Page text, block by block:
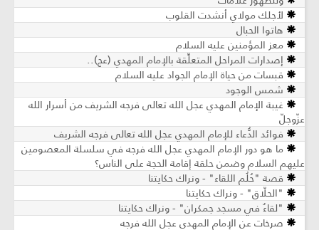
لأجلك مولاي أنشدت القلوب
هاتوا الحبال
معز المؤمنين عليه السلام
إصدارات المراحل المتعلِّقة بالإمام المهدي (عج)..
قبسات من حياة الإمام الجواد عليه السلام
شمس الوجود
غيبة الإمام المهدي عجل الله تعالى فرجه الشريف من أسرار الله
عزّوجلّ
فوائد الدُّعاء للإمام المهدي عجل الله تعالى فرجه الشريف
ما هو دور الإمام المهدي عجل الله فرجه في سلسلة المعصومين
عليهم السلام وضمن حلقة إقامة الحجة على الناس؟
قصة "حُلُم اللقاء" - ونراك حكايتنا
"الحلّاق" - ونراك حكايتنا
"لقاءٌ في مسجد جمكران" - ونراك حكايتنا
صرخات عن الإمام المهدي عجل الله فرجه